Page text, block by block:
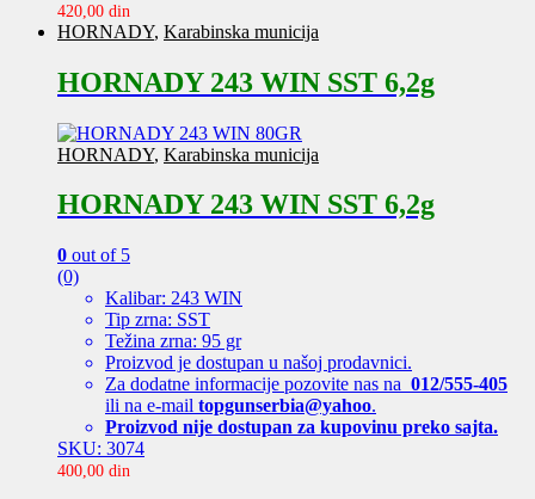
420,00 din
HORNADY, Karabinska municija
HORNADY 243 WIN SST 6,2g
HORNADY, Karabinska municija
HORNADY 243 WIN SST 6,2g
0 out of 5
(0)
Kalibar: 243 WIN
Tip zrna: SST
Težina zrna: 95 gr
Proizvod je dostupan u našoj prodavnici.
Za dodatne informacije pozovite nas na 012/555-405
ili na e-mail topgunserbia@yahoo.
Proizvod nije dostupan za kupovinu preko sajta.
SKU: 3074
400,00 din